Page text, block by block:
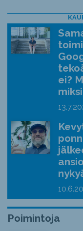
ei?
miksi
Poimintoja